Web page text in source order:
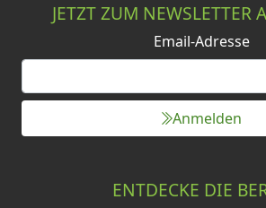
JETZT ZUM NEWSLETTER
Email-Adresse
Anmelden
ENTDECKE DIE